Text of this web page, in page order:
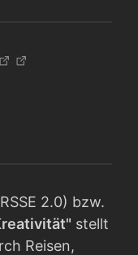
2.0) bzw.
stellt
Reisen,